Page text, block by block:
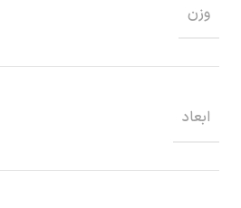
وزن
ابعاد